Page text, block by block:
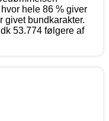
hele 86 % giver
givet bundkarakter.
53.774 følgere af